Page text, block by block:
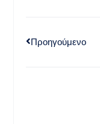
Προηγούμενο